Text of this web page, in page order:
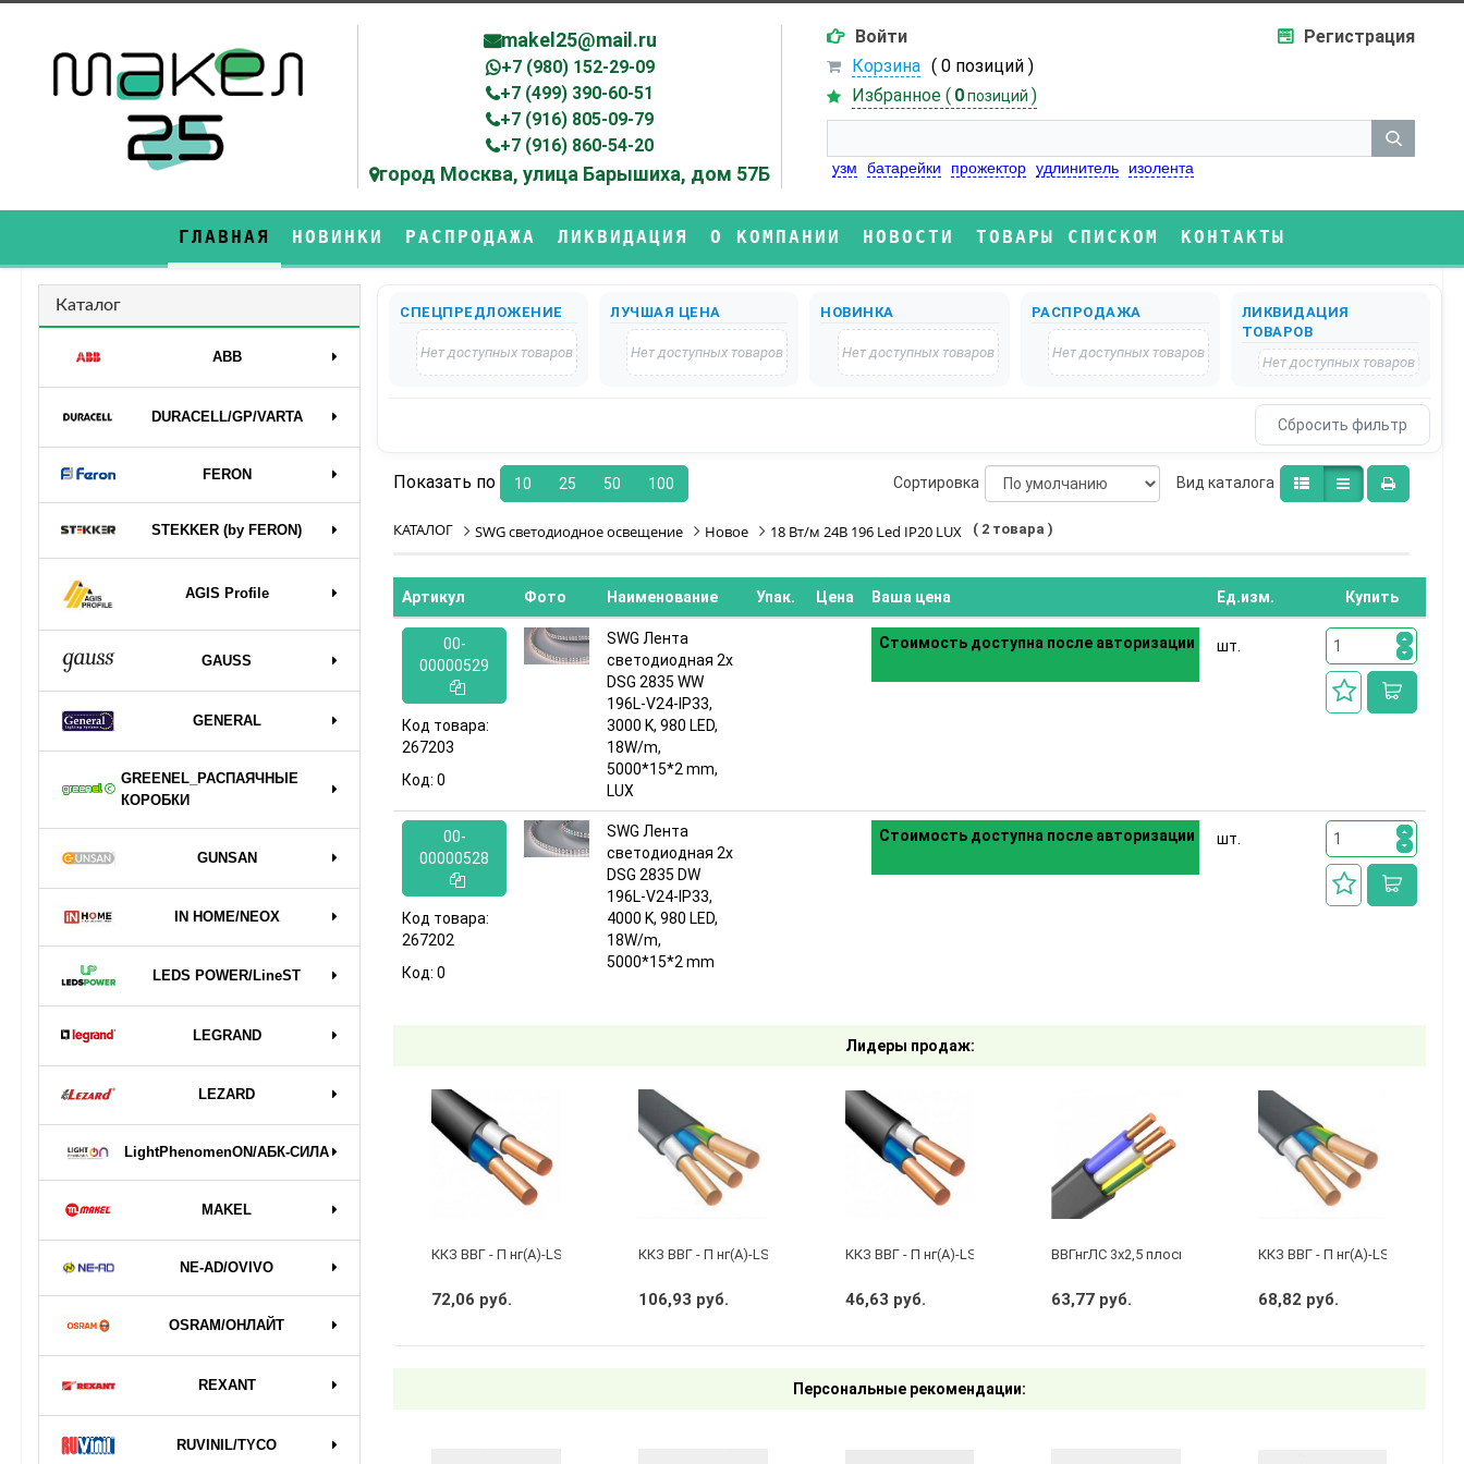
makel25@mail.ru
+7 (980) 152-29-09
+7 (499) 390-60-51
+7 (916) 805-09-79
+7 (916) 860-54-20
город Москва, улица Барышиха, дом 57Б
Войти
Регистрация
Корзина ( 0 позиций )
Избранное ( 0 позиций )
узм батарейки прожектор удлинитель изолента
ГЛАВНАЯ НОВИНКИ РАСПРОДАЖА ЛИКВИДАЦИЯ О КОМПАНИИ НОВОСТИ ТОВАРЫ СПИСКОМ КОНТАКТЫ
Каталог
ABB
DURAСELL/GP/VARTA
FERON
STEKKER (by FERON)
AGIS Profile
GAUSS
GENERAL
GREENEL_РАСПАЯЧНЫЕ
КОРОБКИ
GUNSAN
IN HOME/NEOX
LEDS POWER/LineST
LEGRAND
LEZARD
LightPhenomenON/АБК-СИЛА
MAKEL
NE-AD/OVIVO
OSRAM/ОНЛАЙТ
REXANT
RUVINIL/TYCO
СПЕЦПРЕДЛОЖЕНИЕ
Нет доступных товаров
ЛУЧШАЯ ЦЕНА
Нет доступных товаров
НОВИНКА
Нет доступных товаров
РАСПРОДАЖА
Нет доступных товаров
ЛИКВИДАЦИЯ
ТОВАРОВ
Нет доступных товаров
Показать по 10 25 50 100 Bид каталога
Сортировка
КАТАЛОГ SWG светодиодное освещение Новое 18 Вт/м 24В 196 Led IP20 LUX ( 2 товара )
Артикул Фото Наименование Упак. Цена Ваша цена Ед.изм. Купить
00-
00000529
Код товара:
267203
Код: 0
SWG Лента
светодиодная 2x
DSG 2835 WW
196L-V24-IP33,
3000 K, 980 LED,
18W/m,
5000*15*2 mm,
LUX
Стоимость доступна после авторизации шт.
00-
00000528
Код товара:
267202
Код: 0
SWG Лента
светодиодная 2x
DSG 2835 DW
196L-V24-IP33,
4000 K, 980 LED,
18W/m,
5000*15*2 mm
Стоимость доступна после авторизации шт.
Лидеры продаж:
ККЗ ВВГ - П нг(А)-LS 2 х 2,5 ГОСТ
72,06 руб.
ККЗ ВВГ - П нг(А)-LS 3 х 2,5 ГОСТ
106,93 руб.
ККЗ ВВГ - П нг(А)-LS 2 х 1,5 ГОСТ
46,63 руб.
ВВГнгЛС 3x2,5 плоский черный
63,77 руб.
ККЗ ВВГ - П нг(А)-LS 3 х 1,5
68,82 руб.
Персональные рекомендации: